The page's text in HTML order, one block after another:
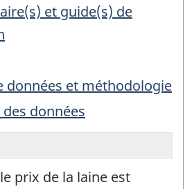
et guide(s) de
données et méthodologie
données
prix de la laine est